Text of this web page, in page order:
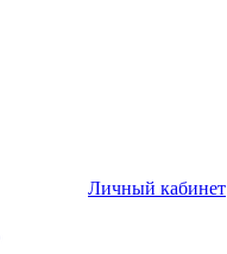
Личный кабинет